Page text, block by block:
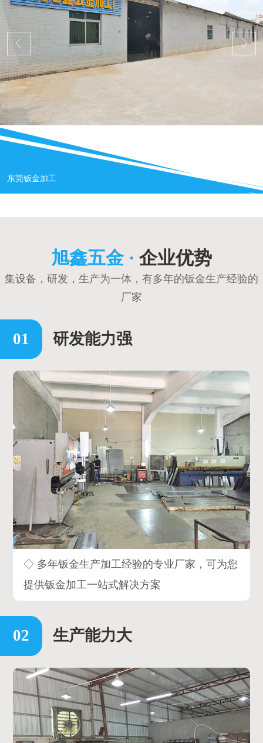
东莞钣金加工
旭鑫五金 · 企业优势
集设备，研发，生产为一体，有多年的钣金生产经验的
厂家
研发能力强
◇ 多年钣金生产加工经验的专业厂家，可为您
提供钣金加工一站式解决方案
生产能力大